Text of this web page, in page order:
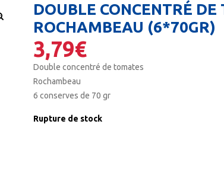
DOUBLE CONCENTRÉ DE
ROCHAMBEAU (6*70GR)
3,79€
Double concentré de tomates
Rochambeau
6 conserves de 70 gr
Rupture de stock